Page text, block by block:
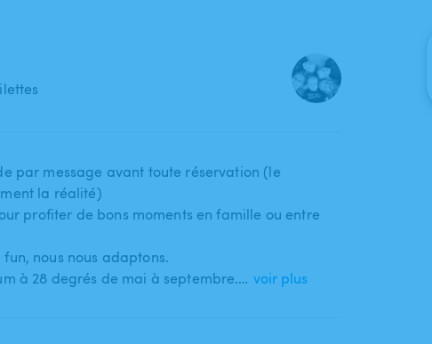
par message avant toute réservation (le
la réalité)
profiter de bons moments en famille ou entre
nous nous adaptons.
à 28 degrés de mai à septembre.… voir plus